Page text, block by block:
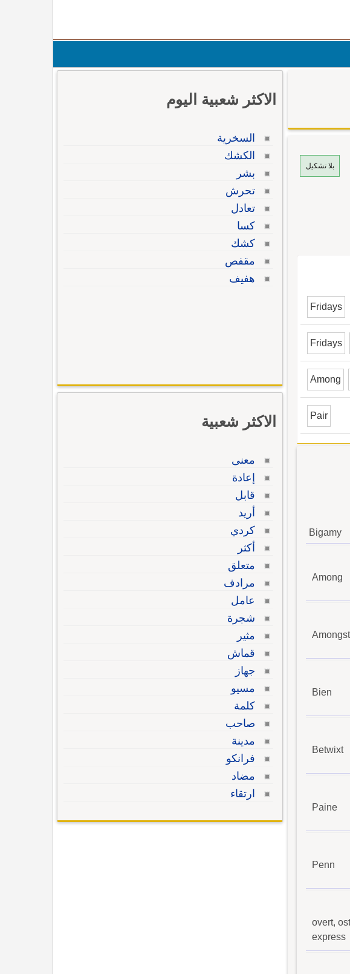
بلا تشكيل
Fridays
Fridays
Among
Pair
Bigamy
Among
Amongst
Bien
Betwixt
Paine
Penn
overt,
express
الاكثر شعبية اليوم
السخرية
الكشك
بشر
تحرش
تعادل
كسا
كشك
مقفص
هفيف
الاكثر شعبية
معنى
إعادة
قابل
أريد
كردي
أكثر
متعلق
مرادف
عامل
شجرة
مثير
قماش
جهاز
مسيو
كلمة
صاحب
مدينة
فرانكو
مضاد
ارتقاء